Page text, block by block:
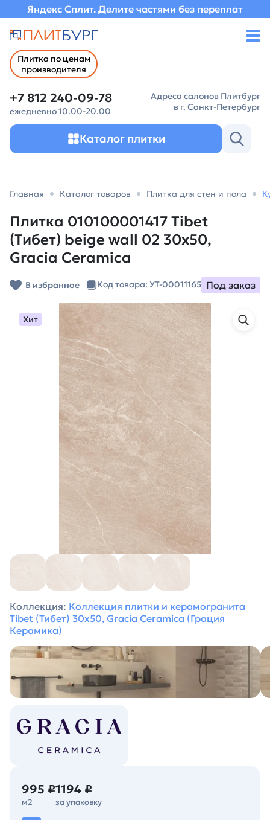
Яндекс Сплит. Делите частями без переплат
Плитка по ценам
производителя
+7 812 240-09-78
ежедневно 10.00-20.00
Адреса салонов Плитбург
в г. Санкт-Петербург
Каталог плитки
Главная Каталог товаров Плитка для стен и пола
Плитка 010100001417 Tibet
(Тибет) beige wall 02 30х50,
Gracia Ceramica
В избранное Код товара: УТ-00011165 Под заказ
Хит
Коллекция: Коллекция плитки и керамогранита
Tibet (Тибет) 30х50, Gracia Ceramica (Грация
Керамика)
995 ₽
м2
1194 ₽
за упаковку